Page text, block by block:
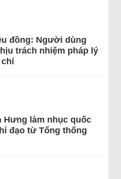
đồng: Người dùng
trách nhiệm pháp lý
chí
Hưng làm nhục quốc
đạo từ Tổng thống